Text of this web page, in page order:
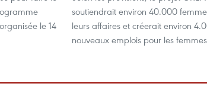
le 14
soutiendrait environ 40.000
leurs affaires et créerait environ
nouveaux emplois pour les